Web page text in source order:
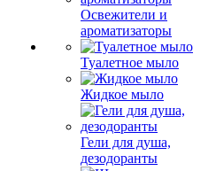
Освежители и
ароматизаторы
Туалетное мыло
Жидкое мыло
Гели для душа,
дезодоранты